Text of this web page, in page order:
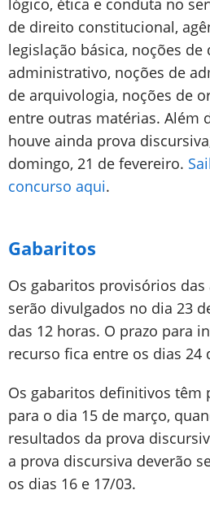
lógico, ética e conduta no
de direito constitucional,
legislação básica, noções de
administrativo, noções de
de arquivologia, noções de
entre outras matérias. Além
houve ainda prova
domingo, 21 de fevereiro.
concurso aqui.
Gabaritos
Os gabaritos provisórios
serão divulgados no dia 23
das 12 horas. O prazo para
recurso fica entre os dias 24
Os gabaritos definitivos têm
para o dia 15 de março,
resultados da prova
a prova discursiva deverão
os dias 16 e 17/03.